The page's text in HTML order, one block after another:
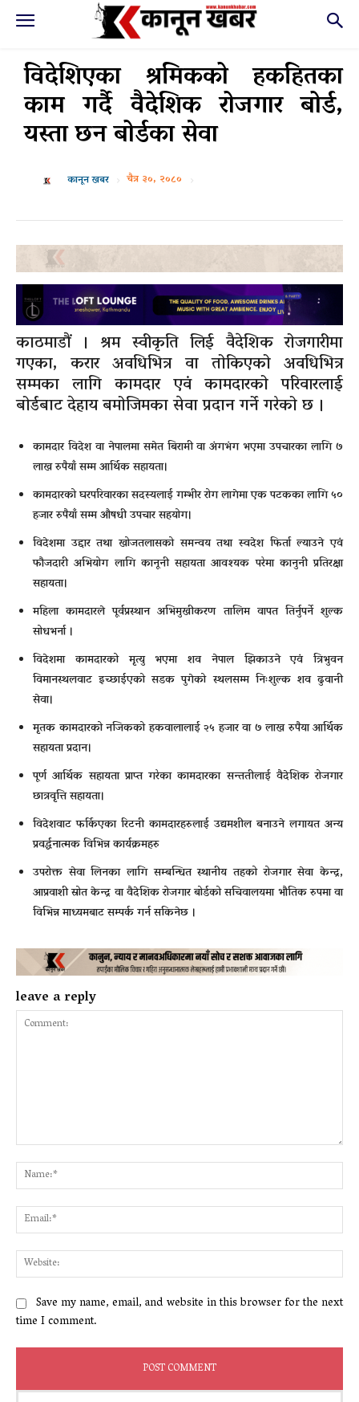
विदेशिएका श्रमिकको हकहितका
काम गर्दै वैदेशिक रोजगार बोर्ड,
यस्ता छन बोर्डका सेवा
कानून खबर चैत्र ३०, २०८०
काठमाडौं । श्रम स्वीकृति लिई वैदेशिक रोजगारीमा
गएका, करार अवधिभित्र वा तोकिएको अवधिभित्र
सम्मका लागि कामदार एवं कामदारको परिवारलाई
बोर्डबाट देहाय बमोजिमका सेवा प्रदान गर्ने गरेको छ ।
कामदार विदेश वा नेपालमा समेत बिरामी वा अंगभंग भएमा उपचारका लागि ७
लाख रुपैयाँ सम्म आर्थिक सहायता।
कामदारको घरपरिवारका सदस्यलाई गम्भीर रोग लागेमा एक पटकका लागि ५०
हजार रुपैयाँ सम्म औषधी उपचार सहयोग।
विदेशमा उद्दार तथा खोजतलासको समन्वय तथा स्वदेश फिर्ता ल्याउने एवं
फौजदारी अभियोग लागि कानूनी सहायता आवश्यक परेमा कानुनी प्रतिरक्षा
सहायता।
महिला कामदारले पूर्वप्रस्थान अभिमुखीकरण तालिम वापत तिर्नुपर्ने शुल्क
सोधभर्ना ।
विदेशमा कामदारको मृत्यु भएमा शव नेपाल झिकाउने एवं त्रिभुवन
विमानस्थलवाट इच्छाईएको सडक पुगेको स्थलसम्म निःशुल्क शव ढुवानी
सेवा।
मृतक कामदारको नजिकको हकवालालाई २५ हजार वा ७ लाख रुपैया आर्थिक
सहायता प्रदान।
पूर्ण आर्थिक सहायता प्राप्त गरेका कामदारका सन्ततीलाई वैदेशिक रोजगार
छात्रवृत्ति सहायता।
विदेशवाट फर्किएका रिटनी कामदारहरुलाई उद्यमशील बनाउने लगायत अन्य
प्रवर्द्धनात्मक विभिन्न कार्यक्रमहरु
उपरोक्त सेवा लिनका लागि सम्बन्धित स्थानीय तहको रोजगार सेवा केन्द्र,
आप्रवाशी स्रोत केन्द्र वा वैदेशिक रोजगार बोर्डको सचिवालयमा भौतिक रुपमा वा
विभिन्न माध्यमबाट सम्पर्क गर्न सकिनेछ ।
leave a reply
Save my name, email, and website in this browser for the next
time I comment.